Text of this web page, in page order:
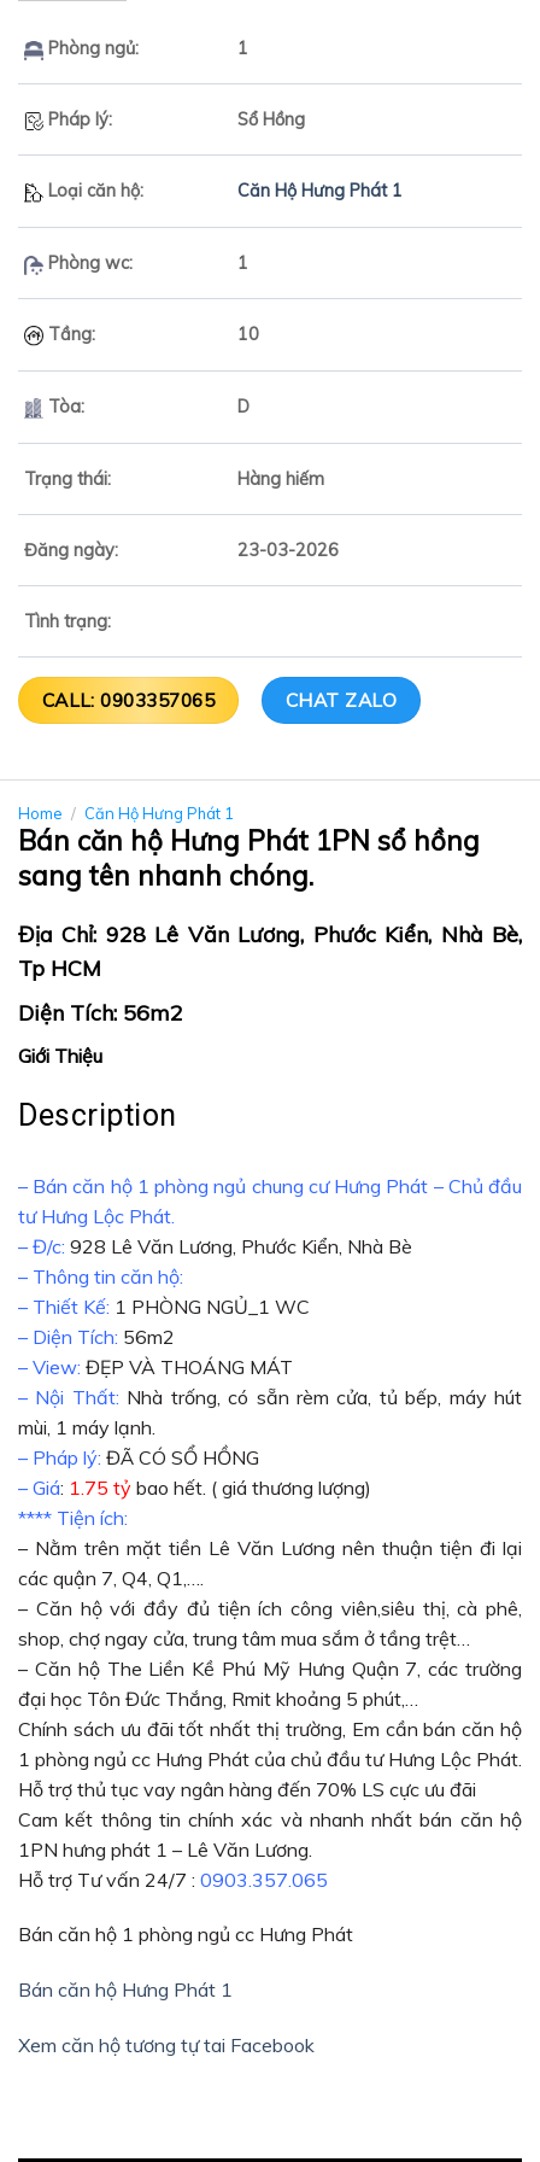
Phòng ngủ: 1
Pháp lý: Sổ Hồng
Loại căn hộ: Căn Hộ Hưng Phát 1
Phòng wc: 1
Tầng: 10
Tòa: D
Trạng thái: Hàng hiếm
Đăng ngày: 23-03-2026
Tình trạng:
CALL: 0903357065 CHAT ZALO
Home / Căn Hộ Hưng Phát 1
Bán căn hộ Hưng Phát 1PN sổ hồng
sang tên nhanh chóng.
Địa Chỉ: 928 Lê Văn Lương, Phước Kiển, Nhà Bè,
Tp HCM
Diện Tích: 56m2
Giới Thiệu
Description
– Bán căn hộ 1 phòng ngủ chung cư Hưng Phát – Chủ đầu
tư Hưng Lộc Phát.
– Đ/c: 928 Lê Văn Lương, Phước Kiển, Nhà Bè
– Thông tin căn hộ:
– Thiết Kế: 1 PHÒNG NGỦ_1 WC
– Diện Tích: 56m2
– View: ĐẸP VÀ THOÁNG MÁT
– Nội Thất: Nhà trống, có sẵn rèm cửa, tủ bếp, máy hút
mùi, 1 máy lạnh.
– Pháp lý: ĐÃ CÓ SỔ HỒNG
– Giá: 1.75 tỷ bao hết. ( giá thương lượng)
**** Tiện ích:
– Nằm trên mặt tiền Lê Văn Lương nên thuận tiện đi lại
các quận 7, Q4, Q1,….
– Căn hộ với đầy đủ tiện ích công viên,siêu thị, cà phê,
shop, chợ ngay cửa, trung tâm mua sắm ở tầng trệt…
– Căn hộ The Liền Kề Phú Mỹ Hưng Quận 7, các trường
đại học Tôn Đức Thắng, Rmit khoảng 5 phút,…
Chính sách ưu đãi tốt nhất thị trường, Em cần bán căn hộ
1 phòng ngủ cc Hưng Phát của chủ đầu tư Hưng Lộc Phát.
Hỗ trợ thủ tục vay ngân hàng đến 70% LS cực ưu đãi
Cam kết thông tin chính xác và nhanh nhất bán căn hộ
1PN hưng phát 1 – Lê Văn Lương.
Hỗ trợ Tư vấn 24/7 : 0903.357.065
Bán căn hộ 1 phòng ngủ cc Hưng Phát
Bán căn hộ Hưng Phát 1
Xem căn hộ tương tự tai Facebook